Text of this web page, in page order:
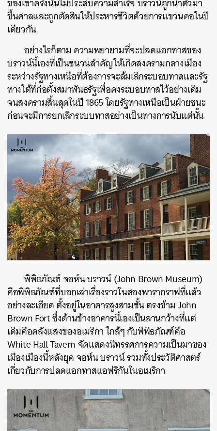
ขึ้นศาลและถูกตัดสินให้ประหารชีวิตด้วยการแขวนคอในปี
เดียวกัน
อย่างไรก็ตาม ความพยายามที่จะปลดแอกทาสของ
บราวน์นี้เองที่เป็นชนวนสำคัญให้เกิดสงครามกลางเมือง
ระหว่างรัฐทางเหนือที่ต้องการจะล้มเลิกระบอบทาสและรัฐ
ทางใต้ที่ก่อตั้งสมาพันธรัฐเพื่อคงระบอบทาสไว้อย่างเดิม
จนสงครามสิ้นสุดในปี 1865 โดยรัฐทางเหนือเป็นฝ่ายชนะ
ก่อนจะมีการยกเลิกระบบทาสอย่างเป็นทางการนับแต่นั้น
พิพิธภัณฑ์ จอห์น บราวน์ (John Brown Museum)
คือพิพิธภัณฑ์ที่บอกเล่าเรื่องราวในสองพารากราฟที่แล้ว
อย่างละเอียด ตั้งอยู่ในอาคารสูงสามชั้น ตรงข้าม John
Brown Fort ซึ่งด้านข้างอาคารนี้เองเป็นลานกว้างที่แต่
เดิมคือคลังแสงของอเมริกา ใกล้ๆ กับพิพิธภัณฑ์คือ
White Hall Tavern จัดแสดงนิทรรศการความเป็นมาของ
เมืองเมืองนี้หลังยุค จอห์น บราวน์ รวมทั้งประวัติศาสตร์
เกี่ยวกับการปลดแอกทาสแอฟริกันในอเมริกา
SHARE TWEET LINE EMAIL